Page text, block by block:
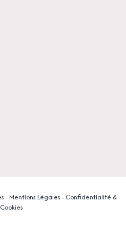
-Mentions Légales - Confidentialité &
Cookies